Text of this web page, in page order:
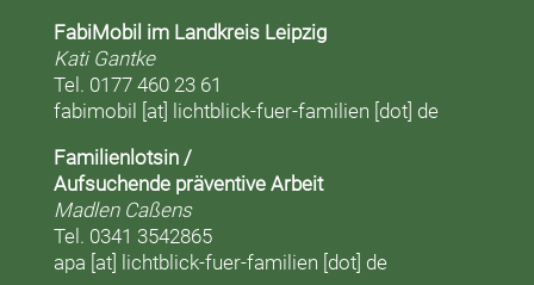
FabiMobil im Landkreis Leipzig
Kati Gantke
Tel. 0177 460 23 61
fabimobil [at] lichtblick-fuer-familien [dot] de
Familienlotsin /
Aufsuchende präventive Arbeit
Madlen Caßens
Tel. 0341 3542865
apa [at] lichtblick-fuer-familien [dot] de